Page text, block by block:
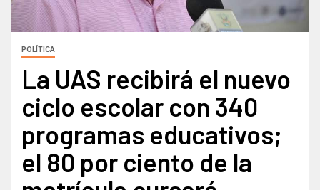
POLÍTICA
La UAS recibirá el nuevo
ciclo escolar con 340
programas educativos;
el 80 por ciento de la